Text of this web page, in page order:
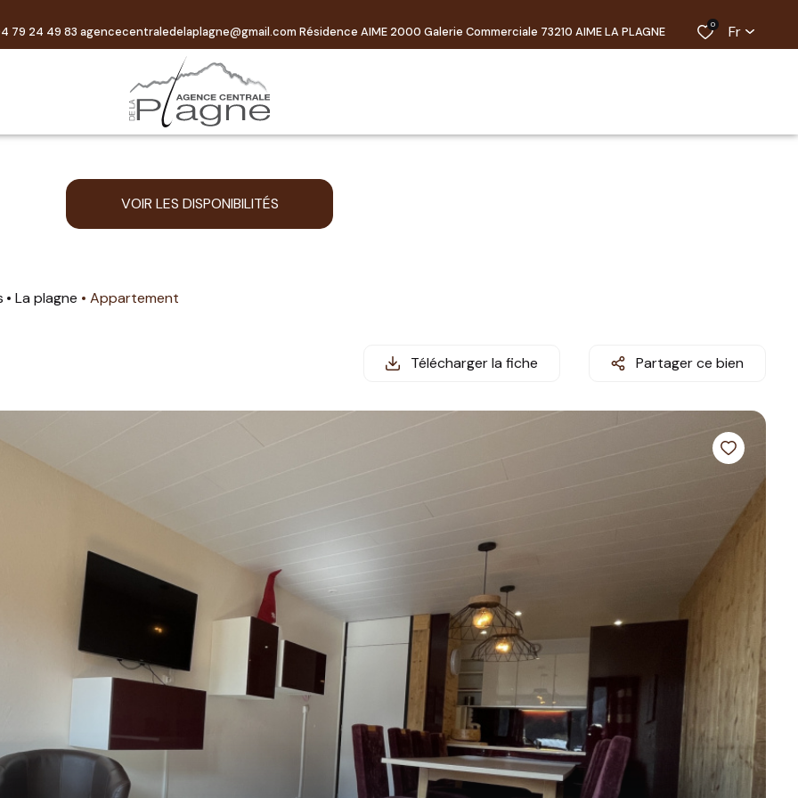
79 24 49 83 agencecentraledelaplagne@gmail.com Résidence AIME 2000 Galerie Commerciale 73210 AIME LA PLAGNE 0 Fr
VOIR LES DISPONIBILITÉS
La plagne Appartement
Télécharger la fiche Partager ce bien